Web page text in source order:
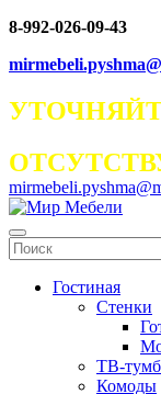
8-992-026-09-43
Гостиная
Стенки
ТВ-
Комоды